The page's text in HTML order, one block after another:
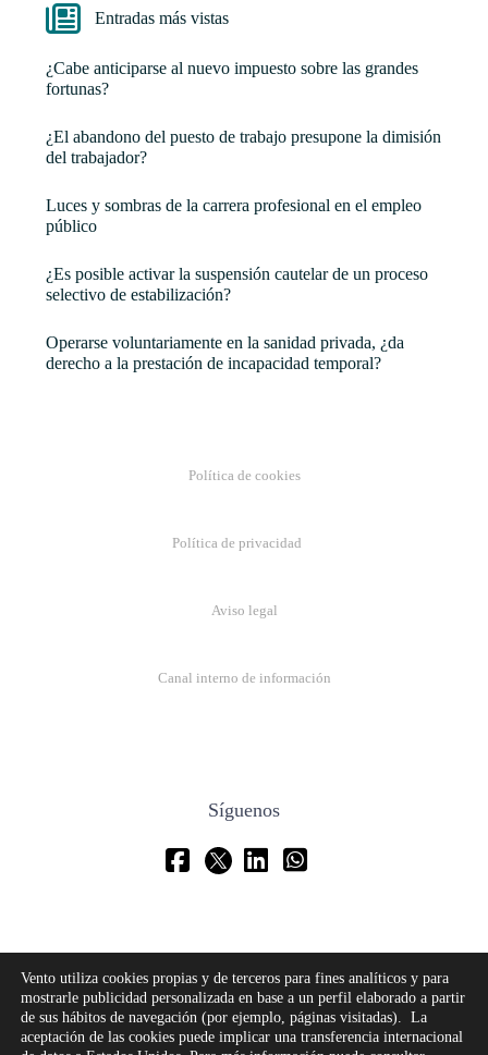
Entradas más vistas
¿Cabe anticiparse al nuevo impuesto sobre las grandes
fortunas?
¿El abandono del puesto de trabajo presupone la dimisión
del trabajador?
Luces y sombras de la carrera profesional en el empleo
público
¿Es posible activar la suspensión cautelar de un proceso
selectivo de estabilización?
Operarse voluntariamente en la sanidad privada, ¿da
derecho a la prestación de incapacidad temporal?
Política de cookies
Política de privacidad
Aviso legal
Canal interno de información
Síguenos
Vento utiliza cookies propias y de terceros para fines analíticos y para
mostrarle publicidad personalizada en base a un perfil elaborado a partir
de sus hábitos de navegación (por ejemplo, páginas visitadas). La
aceptación de las cookies puede implicar una transferencia internacional